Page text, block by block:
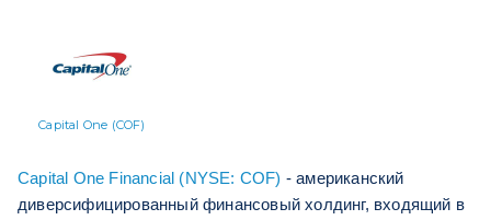
Capital One (COF)
Capital One Financial (NYSE: COF) - американский
диверсифицированный финансовый холдинг, входящий в